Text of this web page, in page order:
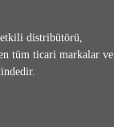
distribütörü,
tüm ticari markalar ve